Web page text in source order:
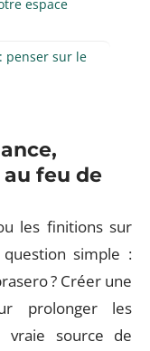
espace
penser sur le
feu de
les finitions sur
simple :
? Créer une
prolonger les
vraie source de